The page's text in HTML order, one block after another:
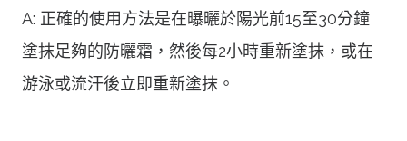
A: 正確的使用方法是在曝曬於陽光前15至30分鐘
塗抹足夠的防曬霜，然後每2小時重新塗抹，或在
游泳或流汗後立即重新塗抹。